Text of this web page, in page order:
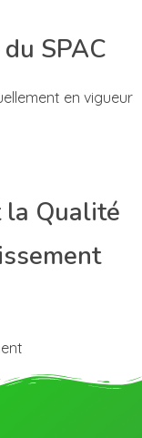
SPAC
en vigueur
la Qualité